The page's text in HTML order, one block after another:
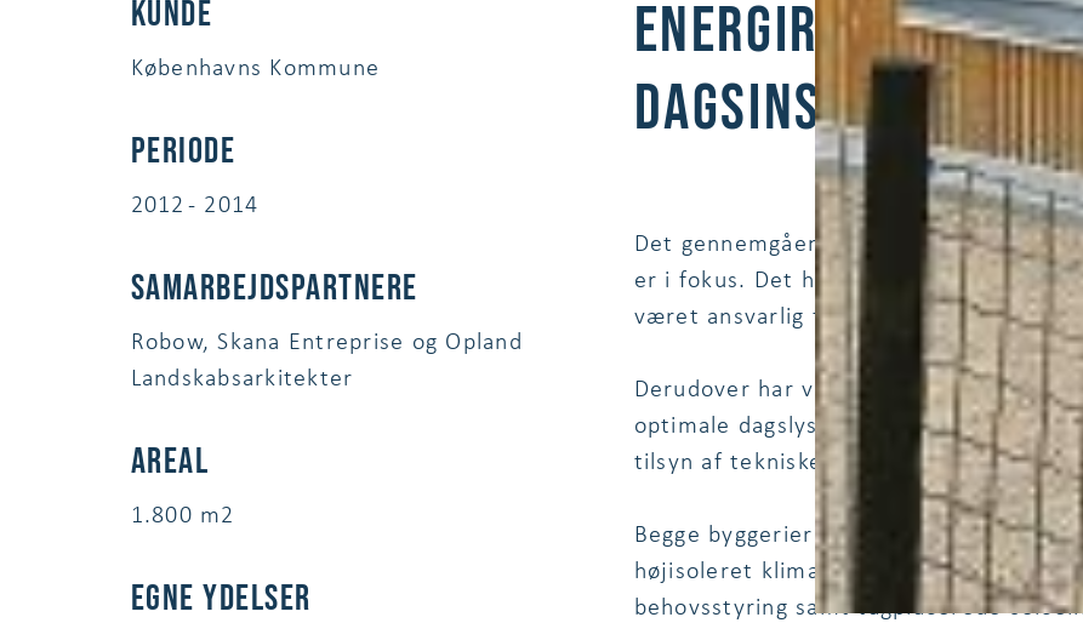
Kunde
Københavns Kommune
Periode
2012 - 2014
Samarbejdspartnere
Robow, Skana Entreprise og Opland
Landskabsarkitekter
Areal
1.800 m2
egne ydelser
ENERGIRIGTIGT
DAGSINSTITUTIONER
Det gennemgående koncept for de 2
er i fokus. Det har sat skærpede krav
været ansvarlig for.
Derudover har vi varetaget udvikling af
optimale dagslysforhold og minimering
tilsyn af tekniske installationer samt
Begge byggerier er udført med
højisoleret klimaskærm, energiruder,
behovsstyring samt tagplacerede